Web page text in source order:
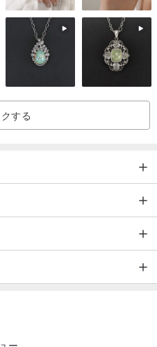
パンダ
ンダ
多数発表しました。環境と動
ます ❤️
Melanoleuca、英名 Giant
する